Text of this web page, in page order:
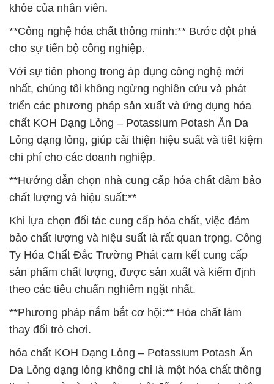
khỏe của nhân viên.
**Công nghệ hóa chất thông minh:** Bước đột phá
cho sự tiến bộ công nghiệp.
Với sự tiên phong trong áp dụng công nghệ mới
nhất, chúng tôi không ngừng nghiên cứu và phát
triển các phương pháp sản xuất và ứng dụng hóa
chất KOH Dạng Lỏng – Potassium Potash Ăn Da
Lỏng dạng lỏng, giúp cải thiện hiệu suất và tiết kiệm
chi phí cho các doanh nghiệp.
**Hướng dẫn chọn nhà cung cấp hóa chất đảm bảo
chất lượng và hiệu suất:**
Khi lựa chọn đối tác cung cấp hóa chất, việc đảm
bảo chất lượng và hiệu suất là rất quan trọng. Công
Ty Hóa Chất Đắc Trường Phát cam kết cung cấp
sản phẩm chất lượng, được sản xuất và kiểm định
theo các tiêu chuẩn nghiêm ngặt nhất.
**Phương pháp nắm bắt cơ hội:** Hóa chất làm
thay đổi trò chơi.
hóa chất KOH Dạng Lỏng – Potassium Potash Ăn
Da Lỏng dạng lỏng không chỉ là một hóa chất thông